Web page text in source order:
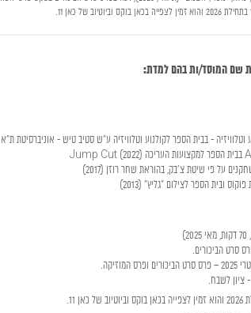
שם המוסד/ות בהם למדת:
וטלוויזיה - בבית הספר לקולנוע וטלוויזיה ע“ש סטיב טיש - אוניברסיטת ת“א
על פי שיטת צ'בק, בהוראת שחר רוזן (2017)
ובית הספר לצילום "גליץ" (2013)